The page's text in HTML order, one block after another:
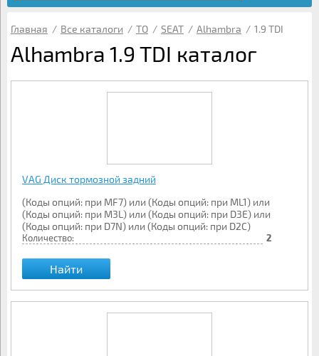
Главная / Все каталоги / ТО / SEAT / Alhambra / 1.9 TDI
Alhambra 1.9 TDI каталог
VAG Диск тормозной задний
(Коды опций: при MF7) или (Коды опций: при ML1) или
(Коды опций: при M3L) или (Коды опций: при D3E) или
(Коды опций: при D7N) или (Коды опций: при D2C)
Количество: 2
Найти